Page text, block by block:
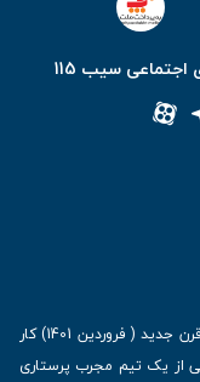
سیب 115
فروشگاه اینترنتی سیب 115 در اولین روزهای شروع قرن جدید ( فروردین 1401) کار
از آنجایی که گروه سیب 115 قسمتی از یک تیم مجرب پرستاری